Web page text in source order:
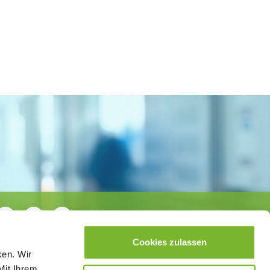
Wir
Cookies zulassen